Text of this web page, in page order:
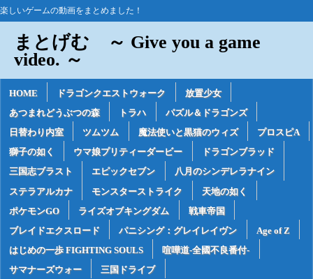
楽しいゲームの動画をまとめました！
まとげむ ～ Give you a game
video. ～
HOME ドラゴンクエストウォーク
放置少女
あつまれどうぶつの森
トラハ
パズル＆ドラゴンズ
日替わり内室
ツムツム 魔法使いと黒猫のウィズ
プロスピA
獅子の如く
ウマ娘プリティーダービー
ドラゴンブラッド
三国志ブラスト
エピックセブン
八月のシンデレラナイン
ステラアルカナ
モンスターストライク
天地の如く
ポケモンGO
ライズオブキングダム
戦車帝国
ブレイドエクスロード
パニシング：グレイレイヴン
Age of Z
はじめの一歩 FIGHTING SOULS
喧嘩道-全國不良番付-
サマナーズウォー
三国ドライブ